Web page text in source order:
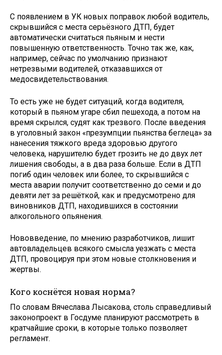
С появлением в УК новых поправок любой водитель,
скрывшийся с места серьёзного ДТП, будет
автоматически считаться пьяным и нести
повышенную ответственность. Точно так же, как,
например, сейчас по умолчанию признают
нетрезвыми водителей, отказавшихся от
медосвидетельствования.
То есть уже не будет ситуаций, когда водителя,
который в пьяном угаре сбил пешехода, а потом на
время скрылся, судят как трезвого. После введения
в уголовный закон «презумпции пьянства беглеца» за
нанесения тяжкого вреда здоровью другого
человека, нарушителю будет грозить не до двух лет
лишения свободы, а в два раза больше. Если в ДТП
погиб один человек или более, то скрывшийся с
места аварии получит соответственно до семи и до
девяти лет за решёткой, как и предусмотрено для
виновников ДТП, находившихся в состоянии
алкогольного опьянения.
Нововведение, по мнению разработчиков, лишит
автовладельцев всякого смысла уезжать с места
ДТП, провоцируя при этом новые столкновения и
жертвы.
Кого коснётся новая норма?
По словам Вячеслава Лысакова, столь справедливый
законопроект в Госдуме планируют рассмотреть в
кратчайшие сроки, в которые только позволяет
регламент.